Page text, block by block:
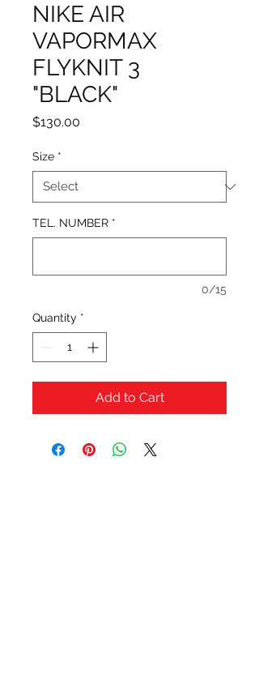
NIKE AIR
VAPORMAX
FLYKNIT 3
"BLACK"
$130.00
Size *
TEL. NUMBER *
0/15
Quantity *
Add to Cart